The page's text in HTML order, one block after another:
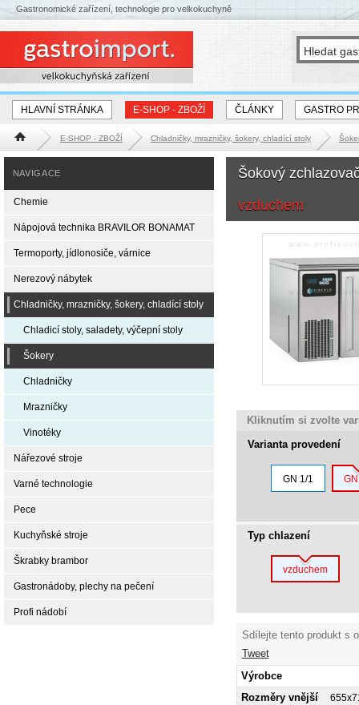
HLAVNÍ STRÁNKA E-SHOP - ZBOŽÍ ČLÁNKY GASTRO
Hlavní stránka E-SHOP - ZBOŽÍ Chladničky, mrazničky, šokery, chladící stoly
Šokový
vzduchem
Kliknutím si zvolte
Varianta provedení
GN 1/1
Typ chlazení
vzduchem
Sdílejte tento produkt s
Tweet
Výrobce
Rozměry vnější
NAVIGACE
Chemie
Nápojová technika BRAVILOR BONAMAT
Termoporty, jídlonosiče, várnice
Nerezový nábytek
Chladničky, mrazničky, šokery, chladící stoly
Chladicí stoly, saladety, výčepní stoly
Šokery
Chladničky
Mrazničky
Vinotéky
Nářezové stroje
Varné technologie
Pece
Kuchyňské stroje
Škrabky brambor
Gastronádoby, plechy na pečení
Profi nádobí
Gastronomické zařízení, technologie pro velkokuchyně